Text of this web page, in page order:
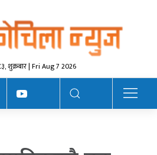
शुक्रबार | Fri Aug 7 2026